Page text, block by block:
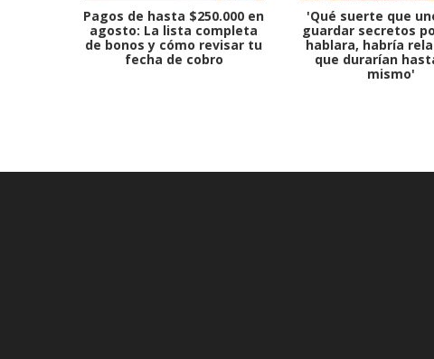
Pagos de hasta $250.000 en
agosto: La lista completa
de bonos y cómo revisar tu
fecha de cobro
'Qué suerte que
guardar secretos
hablara, habría
que durarían
mismo'